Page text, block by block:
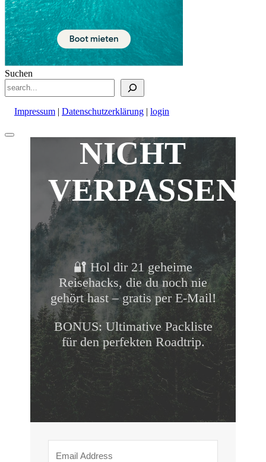
Suchen
Impressum | Datenschutzerklärung | login
Nach
NICHT
VERPASSEN!
🔐 Hol dir 21 geheime
Reisehacks, die du noch nie
gehört hast – gratis per E-Mail!
BONUS: Ultimative Packliste
für den perfekten Roadtrip.